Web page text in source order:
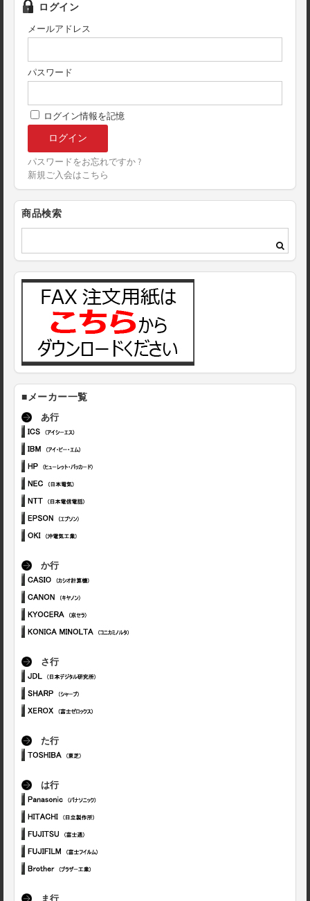
ログイン
メールアドレス
パスワード
ログイン情報を記憶
パスワードをお忘れですか ?
新規ご入会はこちら
商品検索
■メーカー一覧
あ行
か行
さ行
た行
は行